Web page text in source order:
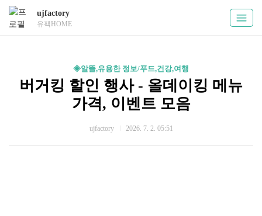
ujfactory
유팩HOME
◈알뜰,유용한 정보/푸드,건강,여행
버거킹 할인 행사 - 올데이킹 메뉴
가격, 이벤트 모음
ujfactory 2026. 7. 2. 05:51